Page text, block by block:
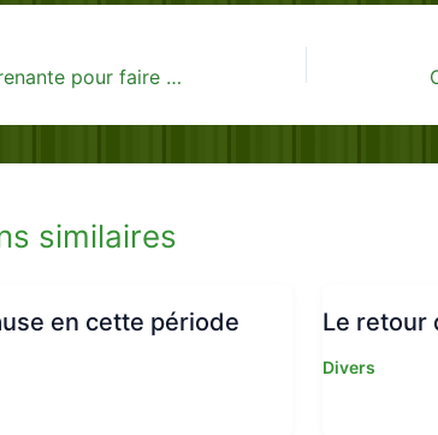
Une méthode surprenante pour faire passer le hoquet
similaires
en cette période
Le retour
Divers